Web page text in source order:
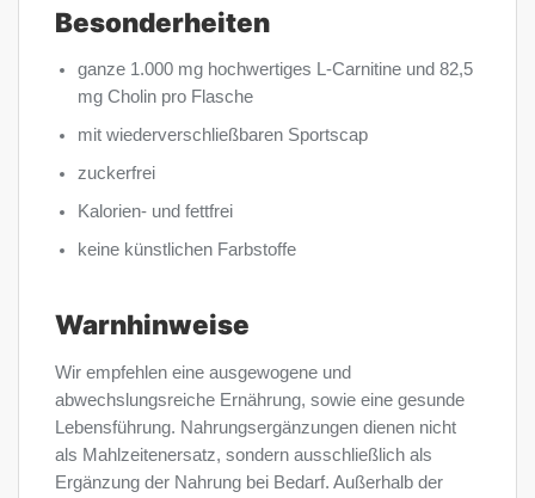
Besonderheiten
ganze 1.000 mg hochwertiges L-Carnitine und 82,5
mg Cholin pro Flasche
mit wiederverschließbaren Sportscap
zuckerfrei
Kalorien- und fettfrei
keine künstlichen Farbstoffe
Warnhinweise
Wir empfehlen eine ausgewogene und
abwechslungsreiche Ernährung, sowie eine gesunde
Lebensführung. Nahrungsergänzungen dienen nicht
als Mahlzeitenersatz, sondern ausschließlich als
Ergänzung der Nahrung bei Bedarf. Außerhalb der